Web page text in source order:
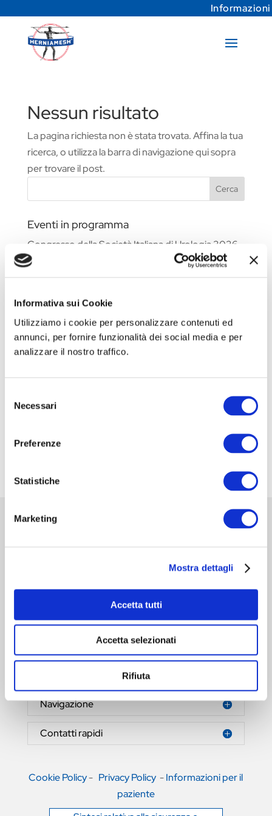
Informativa sui Cookie
Utilizziamo i cookie per personalizzare contenuti ed
annunci, per fornire funzionalità dei social media e per
analizzare il nostro traffico.
delNecessari
Preferenze
Statistiche
Marketing
Mostra dettagli
Accetta tutti
Accetta selezionati
Rifiuta
Informazioni
Nessun risultato
La pagina richiesta non è stata trovata. Affina la tua
ricerca, o utilizza la barra di navigazione qui sopra
per trovare il post.
Cerca
Eventi in programma
Congresso della Società Italiana di Urologia 2026
Fiera Commerciale WHX Dubai 2026
– STEP I
CORSO DI FORMAZIONE: SCUOLA SIC-ISHAWS
– STEP II
HERNIAMESH® S.r.l.
Area riservata
Navigazione
Contatti rapidi
Cookie Policy- Privacy Policy -Informazioni per il
paziente